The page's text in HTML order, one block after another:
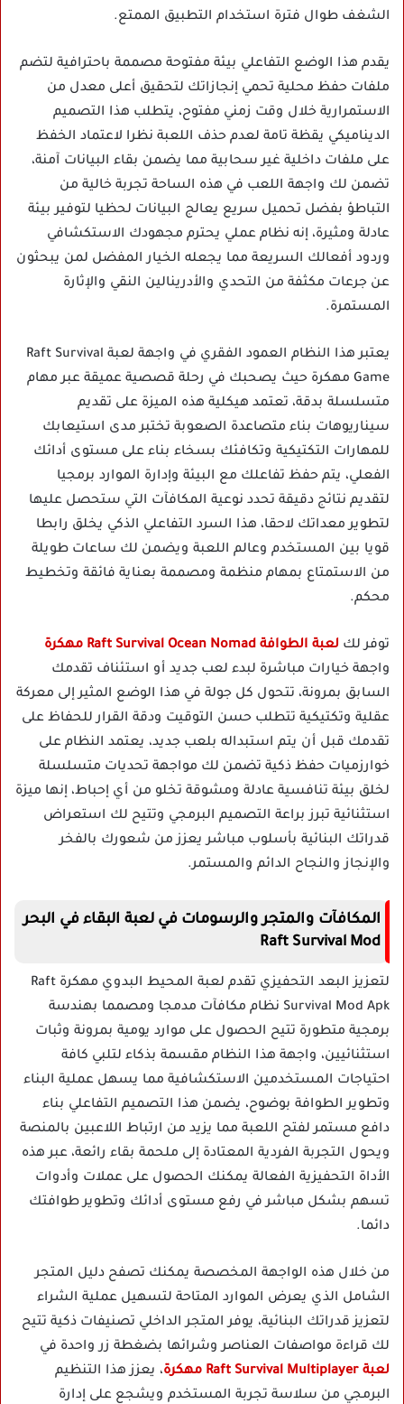
الشغف طوال فترة استخدام التطبيق الممتع.
يقدم هذا الوضع التفاعلي بيئة مفتوحة مصممة باحترافية لتضم
ملفات حفظ محلية تحمي إنجازاتك لتحقيق أعلى معدل من
الاستمرارية خلال وقت زمني مفتوح، يتطلب هذا التصميم
الديناميكي يقظة تامة لعدم حذف اللعبة نظرا لاعتماد الخفظ
على ملفات داخلية غير سحابية مما يضمن بقاء البيانات آمنة،
تضمن لك واجهة اللعب في هذه الساحة تجربة خالية من
التباطؤ بفضل تحميل سريع يعالج البيانات لحظيا لتوفير بيئة
عادلة ومثيرة، إنه نظام عملي يحترم مجهودك الاستكشافي
وردود أفعالك السريعة مما يجعله الخيار المفضل لمن يبحثون
عن جرعات مكثفة من التحدي والأدرينالين النقي والإثارة
المستمرة.
يعتبر هذا النظام العمود الفقري في واجهة لعبة Raft Survival
Game مهكرة حيث يصحبك في رحلة قصصية عميقة عبر مهام
متسلسلة بدقة، تعتمد هيكلية هذه الميزة على تقديم
سيناريوهات بناء متصاعدة الصعوبة تختبر مدى استيعابك
للمهارات التكتيكية وتكافئك بسخاء بناء على مستوى أدائك
الفعلي، يتم حفظ تفاعلك مع البيئة وإدارة الموارد برمجيا
لتقديم نتائج دقيقة تحدد نوعية المكافآت التي ستحصل عليها
لتطوير معداتك لاحقا، هذا السرد التفاعلي الذكي يخلق رابطا
قويا بين المستخدم وعالم اللعبة ويضمن لك ساعات طويلة
من الاستمتاع بمهام منظمة ومصممة بعناية فائقة وتخطيط
محكم.
توفر لك لعبة الطوافة Raft Survival Ocean Nomad مهكرة
واجهة خيارات مباشرة لبدء لعب جديد أو استئناف تقدمك
السابق بمرونة، تتحول كل جولة في هذا الوضع المثير إلى معركة
عقلية وتكتيكية تتطلب حسن التوقيت ودقة القرار للحفاظ على
تقدمك قبل أن يتم استبداله بلعب جديد، يعتمد النظام على
خوارزميات حفظ ذكية تضمن لك مواجهة تحديات متسلسلة
لخلق بيئة تنافسية عادلة ومشوقة تخلو من أي إحباط، إنها ميزة
استثنائية تبرز براعة التصميم البرمجي وتتيح لك استعراض
قدراتك البنائية بأسلوب مباشر يعزز من شعورك بالفخر
والإنجاز والنجاح الدائم والمستمر.
المكافآت والمتجر والرسومات في لعبة البقاء في البحر
Raft Survival Mod
لتعزيز البعد التحفيزي تقدم لعبة المحيط البدوي مهكرة Raft
Survival Mod Apk نظام مكافآت مدمجا ومصمما بهندسة
برمجية متطورة تتيح الحصول على موارد يومية بمرونة وثبات
استثنائيين، واجهة هذا النظام مقسمة بذكاء لتلبي كافة
احتياجات المستخدمين الاستكشافية مما يسهل عملية البناء
وتطوير الطوافة بوضوح، يضمن هذا التصميم التفاعلي بناء
دافع مستمر لفتح اللعبة مما يزيد من ارتباط اللاعبين بالمنصة
ويحول التجربة الفردية المعتادة إلى ملحمة بقاء رائعة، عبر هذه
الأداة التحفيزية الفعالة يمكنك الحصول على عملات وأدوات
تسهم بشكل مباشر في رفع مستوى أدائك وتطوير طوافتك
دائما.
من خلال هذه الواجهة المخصصة يمكنك تصفح دليل المتجر
الشامل الذي يعرض الموارد المتاحة لتسهيل عملية الشراء
لتعزيز قدراتك البنائية، يوفر المتجر الداخلي تصنيفات ذكية تتيح
لك قراءة مواصفات العناصر وشرائها بضغطة زر واحدة في
لعبة Raft Survival Multiplayer مهكرة
، يعزز هذا التنظيم
البرمجي من سلاسة تجربة المستخدم ويشجع على إدارة